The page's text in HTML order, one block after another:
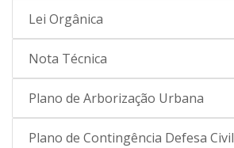
Lei Orgânica
Nota Técnica
Plano de Arborização Urbana
Plano de Contingência Defesa Civil